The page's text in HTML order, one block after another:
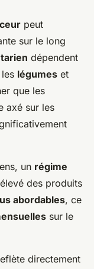
peut
sur le long
dépendent
légumes et
que les
axé sur les
un régime
des produits
abordables, ce
sur le
directement